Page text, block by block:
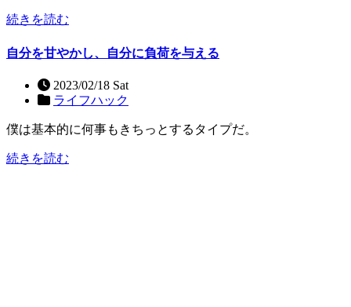
続きを読む
自分を甘やかし、自分に負荷を与える
2023/02/18 Sat
ライフハック
僕は基本的に何事もきちっとするタイプだ。
続きを読む